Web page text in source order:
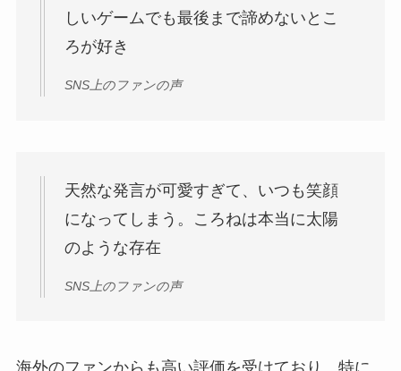
しいゲームでも最後まで諦めないとこ
ろが好き
SNS上のファンの声
天然な発言が可愛すぎて、いつも笑顔
になってしまう。ころねは本当に太陽
のような存在
SNS上のファンの声